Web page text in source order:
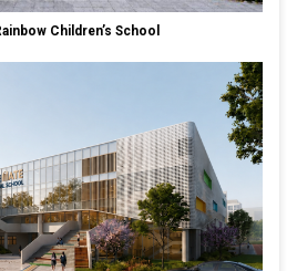
Children’s School